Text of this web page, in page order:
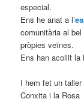
especial.
Ens he anat a l’
comunitària al
pròpies veïnes.
Ens han acollit
I hem fet un
Conxita i la Rosa